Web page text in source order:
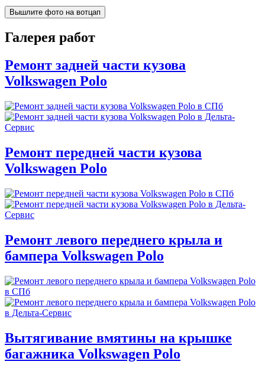
Вышлите фото на вотцап
Галерея работ
Ремонт задней части кузова
Volkswagen Polo
Ремонт передней части кузова
Volkswagen Polo
Ремонт левого переднего крыла и
бампера Volkswagen Polo
Вытягивание вмятины на крышке
багажника Volkswagen Polo